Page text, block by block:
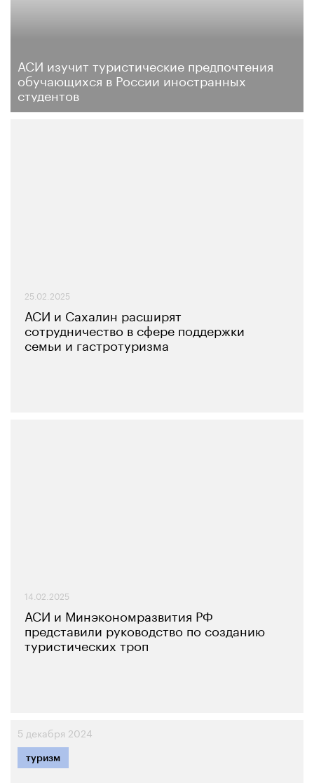
АСИ изучит туристические предпочтения
обучающихся в России иностранных
студентов
25.02.2025
АСИ и Сахалин расширят
сотрудничество в сфере поддержки
семьи и гастротуризма
14.02.2025
АСИ и Минэкономразвития РФ
представили руководство по созданию
туристических троп
5 декабря 2024
туризм